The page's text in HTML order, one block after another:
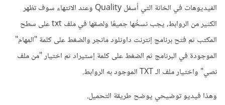
الفيديوهات في الخانة التي أسفل Quality وعند الانتهاء سوف تظهر
الكثير من الروابط، يجب نسخُها جميعًا ولصقها في ملف txt على سطح
المكتب ثم فتح برنامج إنترنت داونلود مانجر والضغط على كلمة "المهام"
الموجودة في البرنامج ثم الضغط على كلمة إستيراد ثم اختيار "من ملف
نصي" واختيار ملف الـ TXT الموجود به الروابط.
وهذا فيديو توضيحي يوضح طريقة التحميل.